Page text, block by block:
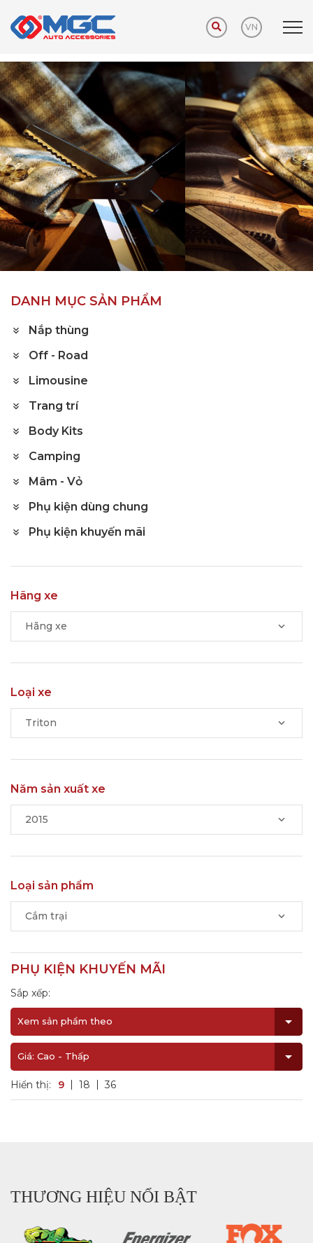
VN
Trang chủ Sản phẩm Phụ kiện khuyến mãi
DANH MỤC SẢN PHẨM
Nắp thùng
Off - Road
Limousine
Trang trí
Body Kits
Camping
Mâm - Vỏ
Phụ kiện dùng chung
Phụ kiện khuyến mãi
Hãng xe
Hãng xe
Loại xe
Triton
Năm sản xuất xe
2015
Loại sản phẩm
Cắm trại
PHỤ KIỆN KHUYẾN MÃI
Sắp xếp:
Xem sản phẩm theo
Giá: Cao - Thấp
Hiển thị: 9 18 36
THƯƠNG HIỆU NỔI BẬT